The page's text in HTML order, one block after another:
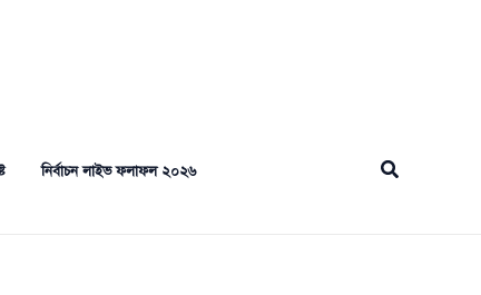
নির্বাচন লাইভ ফলাফল ২০২৬ Search